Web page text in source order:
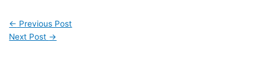
← Previous Post
Next Post →